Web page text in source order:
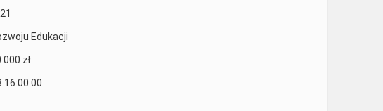
Edukacji
zł
16:00:00